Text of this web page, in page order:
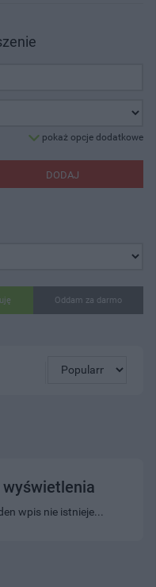
pokaż opcje dodatkowe
DODAJ
Oddam za darmo
wpis nie istnieje...